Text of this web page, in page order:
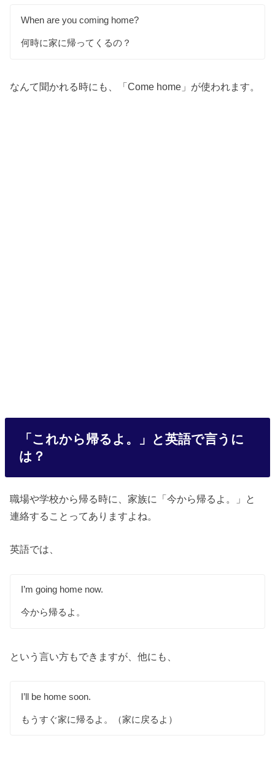
When are you coming home?
何時に家に帰ってくるの？
なんて聞かれる時にも、「Come home」が使われます。
「これから帰るよ。」と英語で言うに
は？
職場や学校から帰る時に、家族に「今から帰るよ。」と
連絡することってありますよね。
英語では、
I’m going home now.
今から帰るよ。
という言い方もできますが、他にも、
I’ll be home soon.
もうすぐ家に帰るよ。（家に戻るよ）